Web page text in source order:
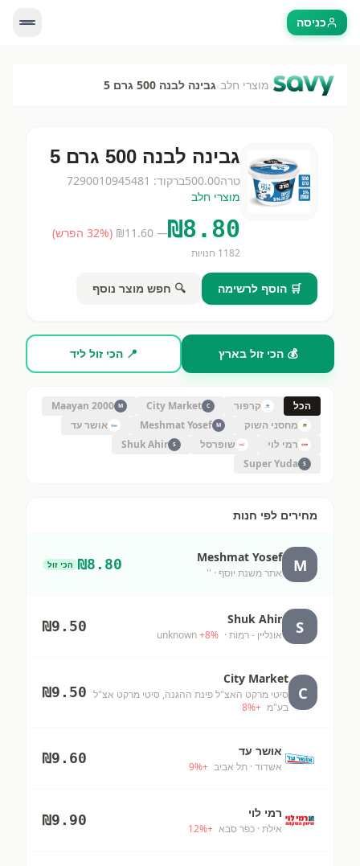
כניסה
›מוצרי חלב›גבינה לבנה 500 גרם 5
גבינה לבנה 500 גרם 5
טרה500.00ברקוד: 7290010945481
מוצרי חלב
₪8.80
— ₪
11.60
(
32% הפרש)
1182 חנויות
🛒 הוסף לרשימה 🔍 חפש מוצר נוסף
💰 הכי זול בארץ 📍 הכי זול ליד
הכל קרפור C
City Market
M
Maayan 2000
מחסני השוק
M
Meshmat Yosef
אושר עד
רמי לוי
שופרסל S
Shuk Ahir
S
Super Yuda
מחירים לפי חנות
M
Meshmat Yosef
אתר משנת יוסף · ''
₪8.80 הכי זול
S
Shuk Ahir
אונליין - רמות · unknown
+8%
₪9.50
C
City Market
סיטי מרקט האצ"ל פינת ההגנה, סיטי מרקט אצ"ל
בע"מ +
8%
₪9.50
אושר עד
אשדוד · תל אביב +
9%
₪9.60
רמי לוי
אילת · כפר סבא +
12%
₪9.90